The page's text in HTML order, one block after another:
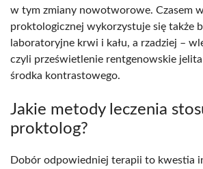
w tym zmiany nowotworowe. Czasem
proktologicznej wykorzystuje się także
laboratoryjne krwi i kału, a rzadziej –
czyli prześwietlenie rentgenowskie
środka kontrastowego.
Jakie metody leczenia
proktolog?
Dobór odpowiedniej terapii to kwestia